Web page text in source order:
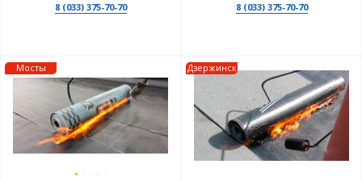
8 (033) 375-70-70 8 (033) 375-70-70
Мосты Дзержинск